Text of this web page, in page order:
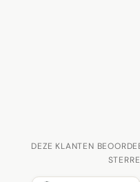
DEZE KLANTEN